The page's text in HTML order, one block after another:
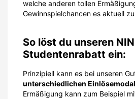
welche anderen tollen
Gewinnspielchancen es aktuell
So löst du unseren
Studentenrabatt ein:
Prinzipiell kann es bei unseren
unterschiedlichen
Ermäßigung kann zum Beispiel